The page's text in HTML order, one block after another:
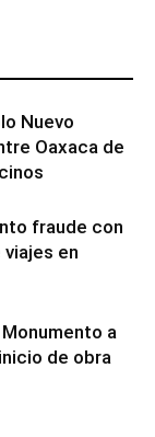
Nuevo
Oaxaca de
fraude con
en
a
de obra